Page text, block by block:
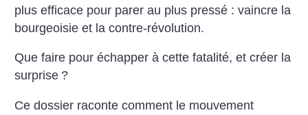
plus efficace pour parer au plus pressé : vaincre la
bourgeoisie et la contre-révolution.
Que faire pour échapper à cette fatalité, et créer la
surprise ?
Ce dossier raconte comment le ­mouvement